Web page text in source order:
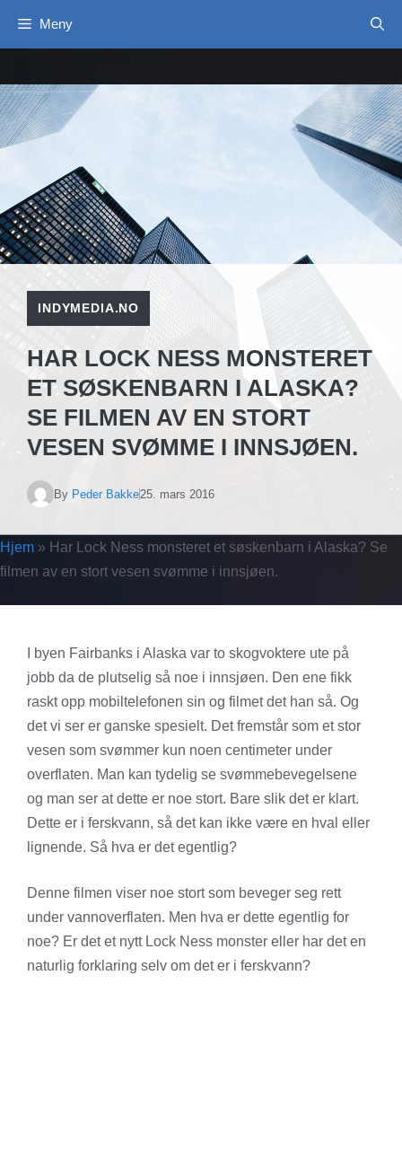
Meny
INDYMEDIA.NO
HAR LOCK NESS MONSTERET
ET SØSKENBARN I ALASKA?
SE FILMEN AV EN STORT
VESEN SVØMME I INNSJØEN.
By Peder Bakke25. mars 2016
Hjem » Har Lock Ness monsteret et søskenbarn i Alaska? Se
filmen av en stort vesen svømme i innsjøen.
I byen Fairbanks i Alaska var to skogvoktere ute på
jobb da de plutselig så noe i innsjøen. Den ene fikk
raskt opp mobiltelefonen sin og filmet det han så. Og
det vi ser er ganske spesielt. Det fremstår som et stor
vesen som svømmer kun noen centimeter under
overflaten. Man kan tydelig se svømmebevegelsene
og man ser at dette er noe stort. Bare slik det er klart.
Dette er i ferskvann, så det kan ikke være en hval eller
lignende. Så hva er det egentlig?
Denne filmen viser noe stort som beveger seg rett
under vannoverflaten. Men hva er dette egentlig for
noe? Er det et nytt Lock Ness monster eller har det en
naturlig forklaring selv om det er i ferskvann?